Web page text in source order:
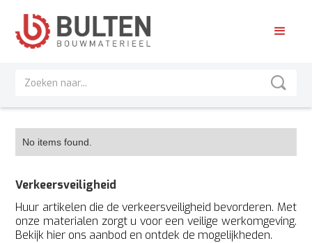
No items found.
Verkeersveiligheid
Huur artikelen die de verkeersveiligheid bevorderen. Met
onze materialen zorgt u voor een veilige werkomgeving.
Bekijk hier ons aanbod en ontdek de mogelijkheden.